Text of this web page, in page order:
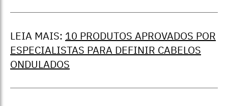
LEIA MAIS: 10 PRODUTOS APROVADOS POR
ESPECIALISTAS PARA DEFINIR CABELOS
ONDULADOS